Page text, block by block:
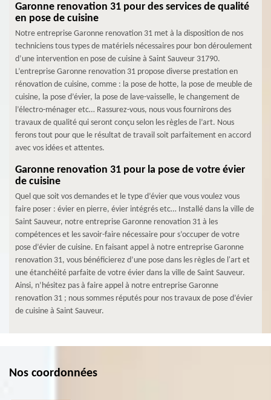
Garonne renovation 31 pour des services de qualité
en pose de cuisine
Notre entreprise Garonne renovation 31 met à la disposition de nos
techniciens tous types de matériels nécessaires pour bon déroulement
d’une intervention en pose de cuisine à Saint Sauveur 31790.
L’entreprise Garonne renovation 31 propose diverse prestation en
rénovation de cuisine, comme : la pose de hotte, la pose de meuble de
cuisine, la pose d’évier, la pose de lave-vaisselle, le changement de
l’électro-ménager etc… Rassurez-vous, nous vous fournirons des
travaux de qualité qui seront conçu selon les règles de l’art. Nous
ferons tout pour que le résultat de travail soit parfaitement en accord
avec vos idées et attentes.
Garonne renovation 31 pour la pose de votre évier
de cuisine
Quel que soit vos demandes et le type d’évier que vous voulez vous
faire poser : évier en pierre, évier intégrés etc… Installé dans la ville de
Saint Sauveur, notre entreprise Garonne renovation 31 à les
compétences et les savoir-faire nécessaire pour s’occuper de votre
pose d’évier de cuisine. En faisant appel à notre entreprise Garonne
renovation 31, vous bénéficierez d’une pose dans les règles de l'art et
une étanchéité parfaite de votre évier dans la ville de Saint Sauveur.
Ainsi, n’hésitez pas à faire appel à notre entreprise Garonne
renovation 31 ; nous sommes réputés pour nos travaux de pose d’évier
de cuisine à Saint Sauveur.
Nos coordonnées